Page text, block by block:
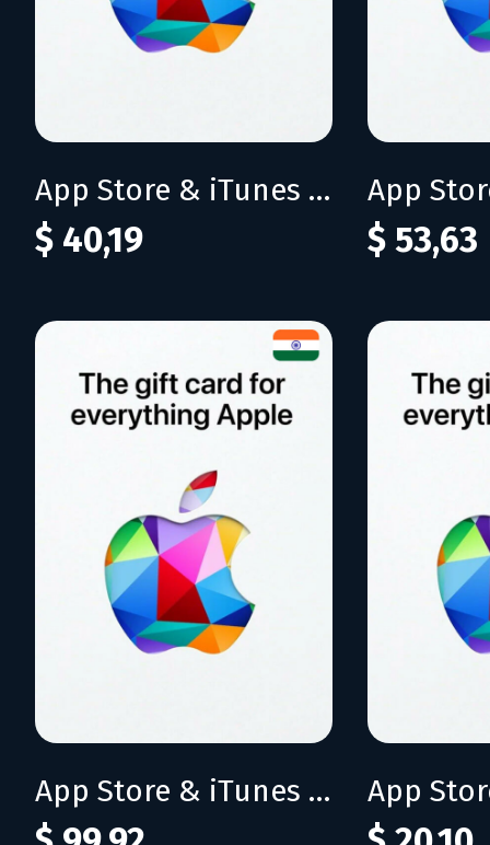
App Store & iTunes IN 3000 INR
$ 40,19 $ 53,63
App Store & iTunes IN 7500 INR